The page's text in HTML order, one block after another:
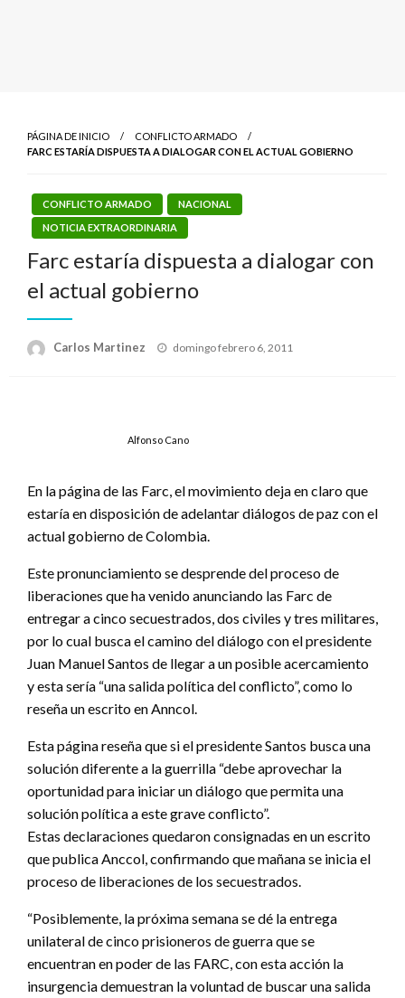
PÁGINA DE INICIO
CONFLICTO ARMADO
FARC ESTARÍA DISPUESTA A DIALOGAR CON EL ACTUAL GOBIERNO
CONFLICTO ARMADO
NACIONAL
NOTICIA EXTRAORDINARIA
Farc estaría dispuesta a dialogar con
el actual gobierno
Carlos Martinez
Publicado
domingo febrero 6, 2011
Alfonso Cano
En la página de las Farc, el movimiento deja en claro que
estaría en disposición de adelantar diálogos de paz con el
actual gobierno de Colombia.
Este pronunciamiento se desprende del proceso de
liberaciones que ha venido anunciando las Farc de
entregar a cinco secuestrados, dos civiles y tres militares,
por lo cual busca el camino del diálogo con el presidente
Juan Manuel Santos de llegar a un posible acercamiento
y esta sería “una salida política del conflicto”, como lo
reseña un escrito en Anncol.
Esta página reseña que si el presidente Santos busca una
solución diferente a la guerrilla “debe aprovechar la
oportunidad para iniciar un diálogo que permita una
solución política a este grave conflicto”.
Estas declaraciones quedaron consignadas en un escrito
que publica Anccol, confirmando que mañana se inicia el
proceso de liberaciones de los secuestrados.
“Posiblemente, la próxima semana se dé la entrega
unilateral de cinco prisioneros de guerra que se
encuentran en poder de las FARC, con esta acción la
insurgencia demuestran la voluntad de buscar una salida